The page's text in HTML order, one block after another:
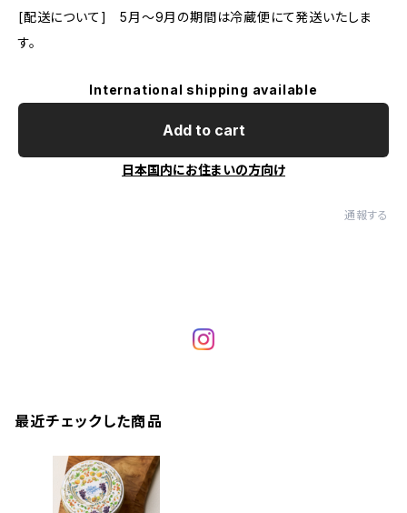
[配送について] 5月～9月の期間は冷蔵便にて発送いたしま
す。
International shipping available
Add to cart
日本国内にお住まいの方向け
通報する
最近チェックした商品